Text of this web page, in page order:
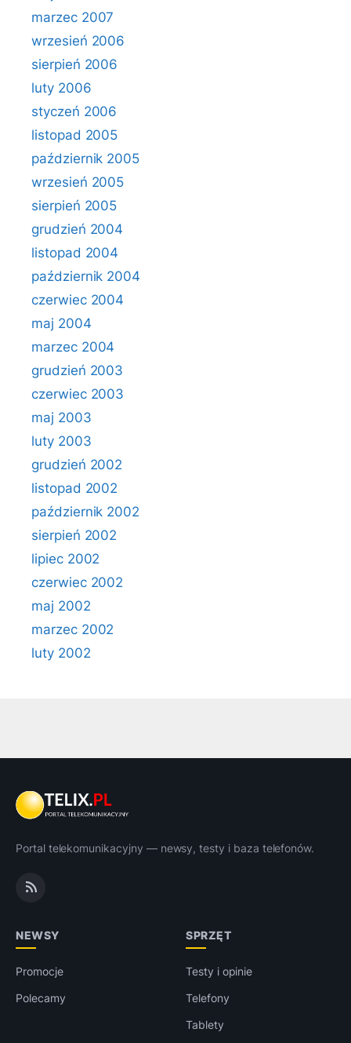
marzec 2007
wrzesień 2006
sierpień 2006
luty 2006
styczeń 2006
listopad 2005
październik 2005
wrzesień 2005
sierpień 2005
grudzień 2004
listopad 2004
październik 2004
czerwiec 2004
maj 2004
marzec 2004
grudzień 2003
czerwiec 2003
maj 2003
luty 2003
grudzień 2002
listopad 2002
październik 2002
sierpień 2002
lipiec 2002
czerwiec 2002
maj 2002
marzec 2002
luty 2002
Portal telekomunikacyjny — newsy, testy i baza telefonów.
NEWSY
Promocje
Polecamy
SPRZĘT
Testy i opinie
Telefony
Tablety